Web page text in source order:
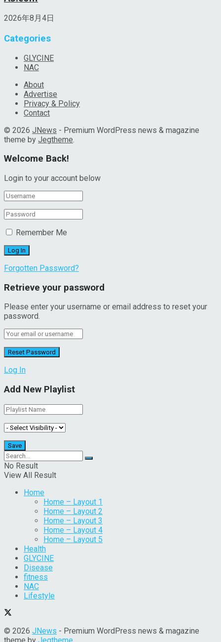
2026年8月4日
Categories
GLYCINE
NAC
About
Advertise
Privacy & Policy
Contact
© 2026 JNews - Premium WordPress news & magazine
theme by Jegtheme
Welcome Back!
Login to your account below
Remember Me
Forgotten Password?
Retrieve your password
Please enter your username or email address to reset your
password.
Log In
Add New Playlist
No Result
View All Result
Home
Home – Layout 1
Home – Layout 2
Home – Layout 3
Home – Layout 4
Home – Layout 5
Health
GLYCINE
Disease
fitness
NAC
Lifestyle
© 2026 JNews - Premium WordPress news & magazine